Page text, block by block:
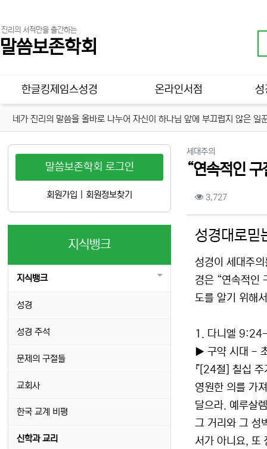
진리의 서적만을 출간하는
말씀보존학회
메인 메뉴
한글킹제임스성경 온라인서점 성
네가 진리의 말씀을 올바로 나누어 자신이 하나님 앞에 부끄럽지 않은
세대주의
“연속적인
컨텐츠 정보
3,727조회
성경대로믿
성경이 세대주
경은 “연속적인
도를 알기 위해
1. 다니엘
▶ 구약 시대 -
『[24절] 칠십
영원한 의를 가
달으라. 예루살
그 거리와 그 성
서가 아니요, 또
말씀보존학회 로그인
회원가입 회원정보찾기
지식뱅크
지식뱅크
성경
성경 주석
문제의 구절들
교회사
한국 교계 비평
신학과 교리